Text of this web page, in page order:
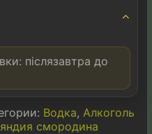
⌃
післязавтра до
Водка, Алкоголь
смородина